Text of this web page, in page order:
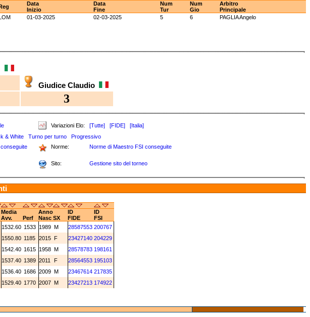
Data
Inizio
Data
Fine
Num
Tur
Num
Gio
Arbitro
Principale
01-03-2025 02-03-2025 5 6
PAGLIA Angelo
Giudice Claudio
3
Variazioni Elo: [Tutte] [FIDE]
[Italia]
& White Turno per turno
Progressivo
Norme: Norme di Maestro FSI conseguite
Sito: Gestione sito del torneo
Media Anno ID
ID
Avv. Perf Nasc SX FIDE
FSI
1532.60 1533 1989 M 28587553 200767
1550.80 1185 2015 F 23427140 204229
1542.40 1615 1958 M 28578783 198161
1537.40 1389 2011 F 28564553 195103
1536.40 1686 2009 M 23467614 217835
1529.40 1770 2007 M 23427213 174922